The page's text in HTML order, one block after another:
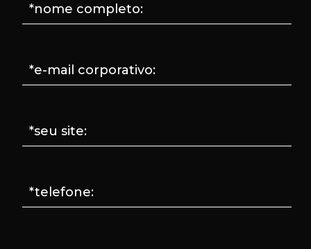
*nome completo:
*e-mail corporativo:
*seu site:
*telefone: